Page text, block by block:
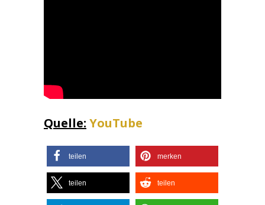
Quelle: YouTube
teilen merken
teilen teilen